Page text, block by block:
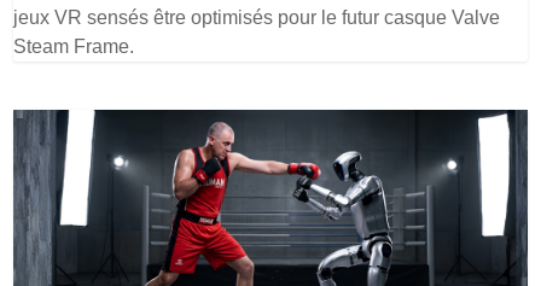
jeux VR sensés être optimisés pour le futur casque Valve
Steam Frame.